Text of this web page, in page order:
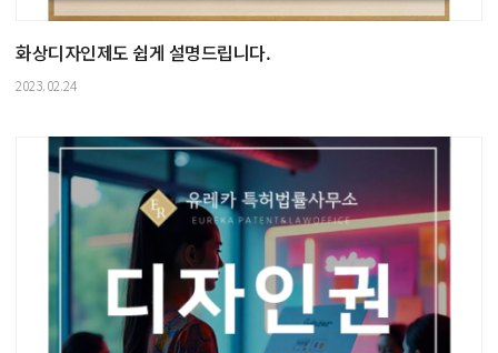
화상디자인제도 쉽게 설명드립니다.
2023.02.24